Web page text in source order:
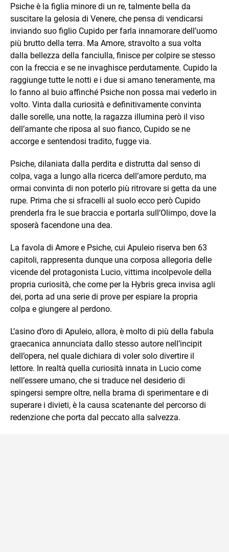
Psiche è la figlia minore di un re, talmente bella da
suscitare la gelosia di Venere, che pensa di vendicarsi
inviando suo figlio Cupido per farla innamorare dell’uomo
più brutto della terra. Ma Amore, stravolto a sua volta
dalla bellezza della fanciulla, finisce per colpire se stesso
con la freccia e se ne invaghisce perdutamente. Cupido la
raggiunge tutte le notti e i due si amano teneramente, ma
lo fanno al buio affinché Psiche non possa mai vederlo in
volto. Vinta dalla curiosità e definitivamente convinta
dalle sorelle, una notte, la ragazza illumina però il viso
dell’amante che riposa al suo fianco, Cupido se ne
accorge e sentendosi tradito, fugge via.
Psiche, dilaniata dalla perdita e distrutta dal senso di
colpa, vaga a lungo alla ricerca dell’amore perduto, ma
ormai convinta di non poterlo più ritrovare si getta da une
rupe. Prima che si sfracelli al suolo ecco però Cupido
prenderla fra le sue braccia e portarla sull’Olimpo, dove la
sposerà facendone una dea.
La favola di Amore e Psiche, cui Apuleio riserva ben 63
capitoli, rappresenta dunque una corposa allegoria delle
vicende del protagonista Lucio, vittima incolpevole della
propria curiosità, che come per la Hybris greca invisa agli
dei, porta ad una serie di prove per espiare la propria
colpa e giungere al perdono.
L’asino d’oro di Apuleio, allora, è molto di più della fabula
graecanica annunciata dallo stesso autore nell’incipit
dell’opera, nel quale dichiara di voler solo divertire il
lettore. In realtà quella curiosità innata in Lucio come
nell’essere umano, che si traduce nel desiderio di
spingersi sempre oltre, nella brama di sperimentare e di
superare i divieti, è la causa scatenante del percorso di
redenzione che porta dal peccato alla salvezza.